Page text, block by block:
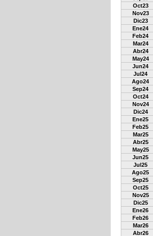
Oct23
Nov23
Dic23
Ene24
Feb24
Mar24
Abr24
May24
Jun24
Jul24
Ago24
Sep24
Oct24
Nov24
Dic24
Ene25
Feb25
Mar25
Abr25
May25
Jun25
Jul25
Ago25
Sep25
Oct25
Nov25
Dic25
Ene26
Feb26
Mar26
Abr26